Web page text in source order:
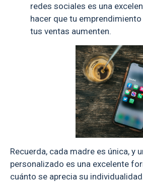
redes sociales es una
hacer que tu
tus ventas aumenten.
Recuerda, cada madre es única, y
personalizado es una excelente
cuánto se aprecia su